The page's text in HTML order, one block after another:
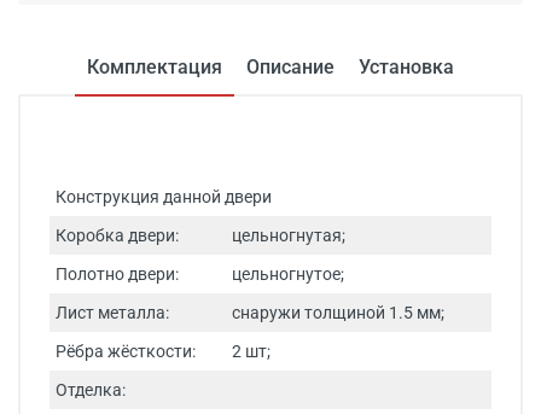
Комплектация Описание Установка
Конструкция данной двери
Коробка двери:
цельногнутая;
Полотно двери:
цельногнутое;
Лист металла:
снаружи толщиной 1.5 мм;
Рёбра жёсткости:
2 шт;
Отделка: